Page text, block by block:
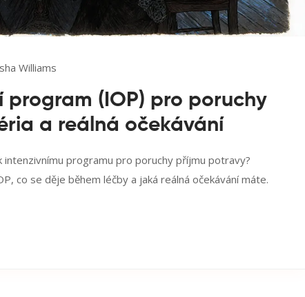
Williams
program (IOP) pro poruchy
a reálná očekávání
programu pro poruchy příjmu potravy?
co se děje během léčby a jaká reálná očekávání máte.